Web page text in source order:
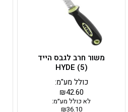
משור חרב לגבס הייד
HYDE (5)
₪42.60
כולל מע"מ:
לא כולל מע״מ:
₪36.10